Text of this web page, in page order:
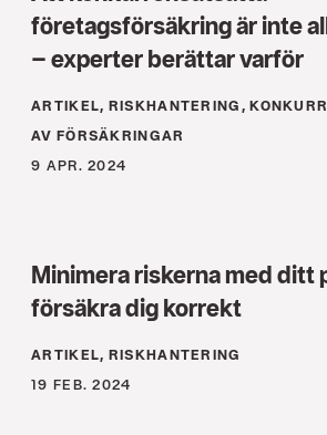
företagsförsäkring är inte
– experter berättar varför
ARTIKEL, RISKHANTERING,
AV FÖRSÄKRINGAR
9 APR. 2024
Minimera riskerna med ditt
försäkra dig korrekt
ARTIKEL, RISKHANTERING
19 FEB. 2024